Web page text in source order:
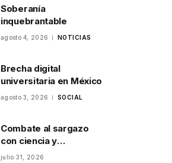
Soberanía
inquebrantable
agosto 4, 2026 NOTICIAS
Brecha digital
universitaria en México
agosto 3, 2026 SOCIAL
Combate al sargazo
con ciencia y
sostenibilidad en
julio 31, 2026